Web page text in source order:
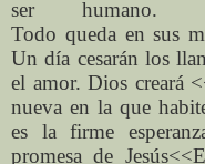
ser humano.
Todo queda en sus
Un día cesarán los
el amor. Dios creará
nueva en la que
es la firme
promesa de